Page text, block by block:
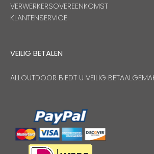
VERWERKERSOVEREENKOMST
KLANTENSERVICE
VEILIG BETALEN
ALLOUTDOOR BIEDT U VEILIG